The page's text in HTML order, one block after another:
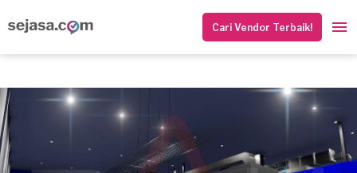
Cari Vendor Terbaik!